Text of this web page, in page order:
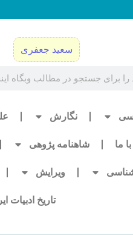
سعید جعفری
نگارش
ما شاهنامه پژوهی
ویرایش
تاریخ ادبیات